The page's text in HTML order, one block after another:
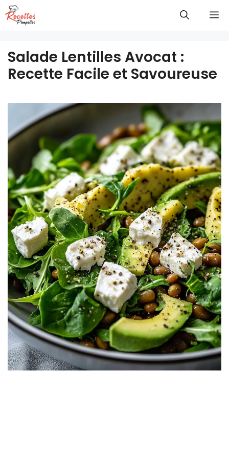
Aller
au
Salade Lentilles Avocat :
Recette Facile et Savoureuse